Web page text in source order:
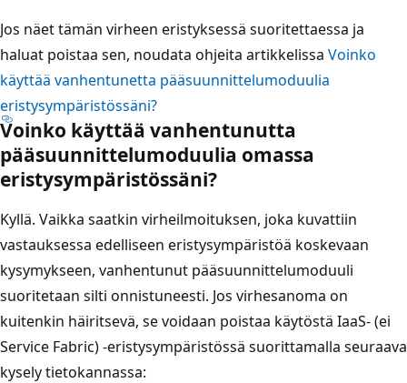
Jos näet tämän virheen eristyksessä suoritettaessa ja
haluat poistaa sen, noudata ohjeita artikkelissa Voinko
käyttää vanhentunetta pääsuunnittelumoduulia
eristysympäristössäni?
Voinko käyttää vanhentunutta
pääsuunnittelumoduulia omassa
eristysympäristössäni?
Kyllä. Vaikka saatkin virheilmoituksen, joka kuvattiin
vastauksessa edelliseen eristysympäristöä koskevaan
kysymykseen, vanhentunut pääsuunnittelumoduuli
suoritetaan silti onnistuneesti. Jos virhesanoma on
kuitenkin häiritsevä, se voidaan poistaa käytöstä IaaS- (ei
Service Fabric) -eristysympäristössä suorittamalla seuraava
kysely tietokannassa: